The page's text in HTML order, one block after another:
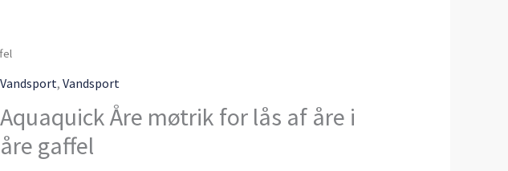
Vandsport,Vandsport
Aquaquick Åre møtrik for lås af åre i
åre gaffel